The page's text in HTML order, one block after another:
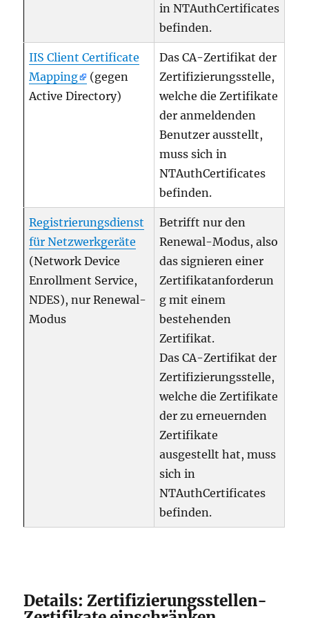
in NTAuthCertificates
befinden.
IIS Client Certificate
Mapping
(gegen
Active Directory)
Das CA-Zertifikat der
Zertifizierungsstelle,
welche die Zertifikate
der anmeldenden
Benutzer ausstellt,
muss sich in
NTAuthCertificates
befinden.
Registrierungsdienst
für Netzwerkgeräte
(Network Device
Enrollment Service,
NDES), nur Renewal-
Modus
Betrifft nur den
Renewal-Modus, also
das signieren einer
Zertifikatanforderun
g mit einem
bestehenden
Zertifikat.
Das CA-Zertifikat der
Zertifizierungsstelle,
welche die Zertifikate
der zu erneuernden
Zertifikate
ausgestellt hat, muss
sich in
NTAuthCertificates
befinden.
Details: Zertifizierungsstellen-